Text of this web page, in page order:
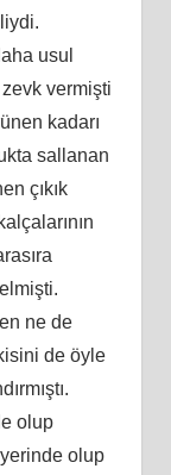
usul
vermişti
kadarı
sallanan
çıkık
ne de
de öyle
olup
olup